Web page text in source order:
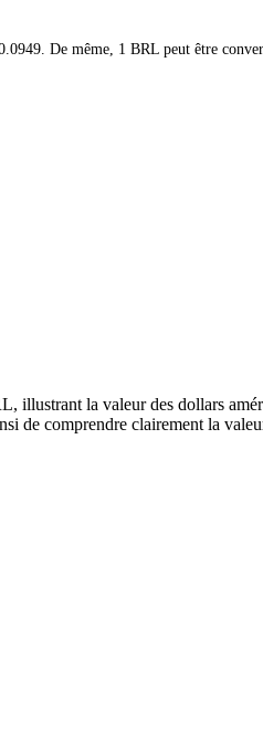
De même, 1 BRL peut être
illustrant la valeur des dollars
de comprendre clairement la